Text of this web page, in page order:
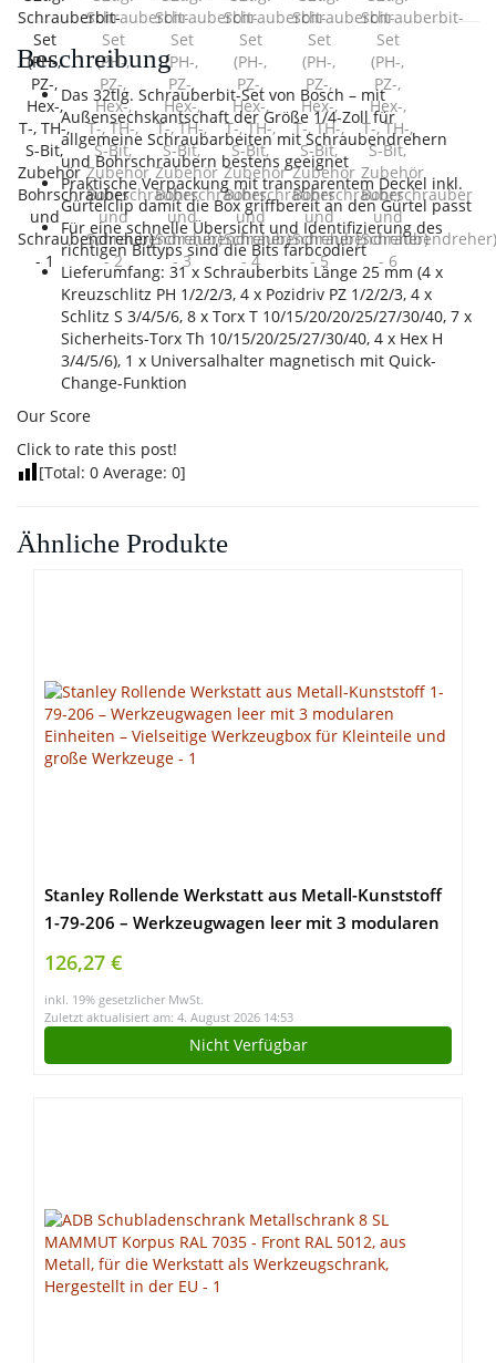
Beschreibung
Das 32tlg. Schrauberbit-Set von Bosch – mit
Außensechskantschaft der Größe 1/4-Zoll für
allgemeine Schraubarbeiten mit Schraubendrehern
und Bohrschraubern bestens geeignet
Praktische Verpackung mit transparentem Deckel inkl.
Gürtelclip damit die Box griffbereit an den Gürtel passt
Für eine schnelle Übersicht und Identifizierung des
richtigen Bittyps sind die Bits farbcodiert
Lieferumfang: 31 x Schrauberbits Länge 25 mm (4 x
Kreuzschlitz PH 1/2/2/3, 4 x Pozidriv PZ 1/2/2/3, 4 x
Schlitz S 3/4/5/6, 8 x Torx T 10/15/20/20/25/27/30/40, 7 x
Sicherheits-Torx Th 10/15/20/25/27/30/40, 4 x Hex H
3/4/5/6), 1 x Universalhalter magnetisch mit Quick-
Change-Funktion
Our Score
Click to rate this post!
[Total: 0 Average: 0]
Ähnliche Produkte
Stanley Rollende Werkstatt aus Metall-Kunststoff
1-79-206 – Werkzeugwagen leer mit 3 modularen
Einheiten – Vielseitige Werkzeugbox für Kleinteile
und große Werkzeuge
126,27 €
inkl. 19% gesetzlicher MwSt.
Zuletzt aktualisiert am: 4. August 2026 14:53
Nicht Verfügbar